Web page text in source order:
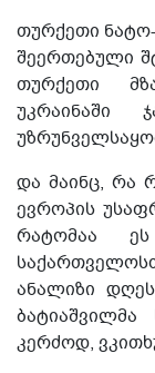
თურქეთი
შეერთებული
თურქეთი
უკრაინაში
და მაინც, რა
ევროპის
რატომაა
ანალიზი
ბატიაშვილმა
კერძოდ,